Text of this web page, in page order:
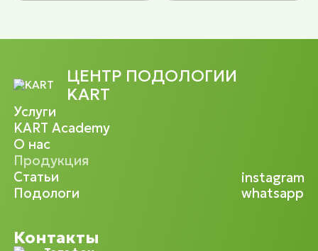
ЦЕНТР ПОДОЛОГИИ
KART
Услуги
KART Academy
О нас
Продукция
Статьи
Подологи
instagram
whatsapp
Контакты